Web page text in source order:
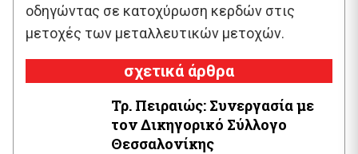
οδηγώντας σε κατοχύρωση κερδών στις
μετοχές των μεταλλευτικών μετοχών.
σχετικά άρθρα
Τρ. Πειραιώς: Συνεργασία με
τον Δικηγορικό Σύλλογο
Θεσσαλονίκης